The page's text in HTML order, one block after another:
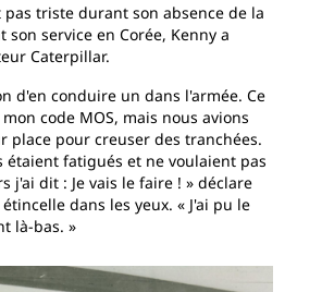
triste durant son absence de la
son service en Corée, Kenny a
Caterpillar.
d'en conduire un dans l'armée. Ce
code MOS, mais nous avions
place pour creuser des tranchées.
étaient fatigués et ne voulaient pas
j'ai dit : Je vais le faire ! » déclare
dans les yeux. « J'ai pu le
là-bas. »